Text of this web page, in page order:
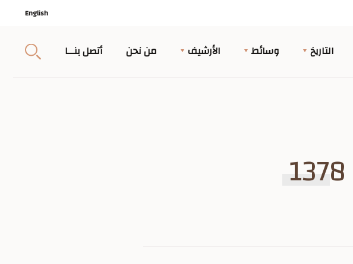
English
التاريخ وسائط الأرشيف من نحن أتصل بنــا